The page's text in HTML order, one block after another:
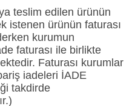
teslim edilen ürünün
istenen ürünün faturası
kurumun
faturası ile birlikte
Faturası kurumlar
iadeleri İADE
takdirde